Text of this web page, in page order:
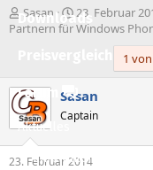
Downloads
Forum
Aktuelles
Empfohlene Inhalte
E
r
l
l
e
r
Sasan
E
r
l
t
m
23. Februar
Partnern für Windows
1
Sasan
Captain
23. Februar 2014